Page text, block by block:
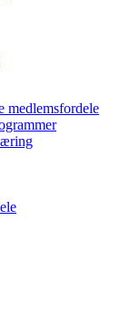
medlemsfordele